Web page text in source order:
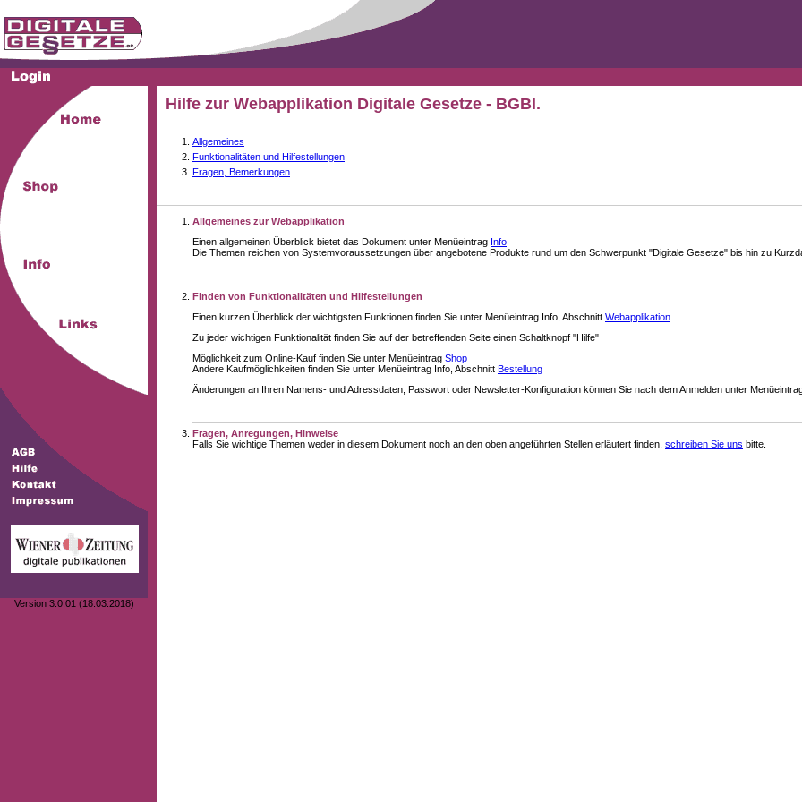
Version 3.0.01 (18.03.2018)
Hilfe zur Webapplikation Digitale Gesetze - BGBl.
Allgemeines
Funktionalitäten und Hilfestellungen
Fragen, Bemerkungen
Allgemeines zur Webapplikation
Einen allgemeinen Überblick bietet das Dokument unter Menüeintrag Info
Die Themen reichen von Systemvoraussetzungen über angebotene Produkte rund um den Schwerpunkt "Digitale Gesetze" bis hin zu
Finden von Funktionalitäten und Hilfestellungen
Einen kurzen Überblick der wichtigsten Funktionen finden Sie unter Menüeintrag Info, Abschnitt Webapplikation
Zu jeder wichtigen Funktionalität finden Sie auf der betreffenden Seite einen Schaltknopf "Hilfe"
Möglichkeit zum Online-Kauf finden Sie unter Menüeintrag Shop
Andere Kaufmöglichkeiten finden Sie unter Menüeintrag Info, Abschnitt Bestellung
Änderungen an Ihren Namens- und Adressdaten, Passwort oder Newsletter-Konfiguration können Sie nach dem Anmelden unter
Fragen, Anregungen, Hinweise
Falls Sie wichtige Themen weder in diesem Dokument noch an den oben angeführten Stellen erläutert finden, schreiben Sie uns bitte.